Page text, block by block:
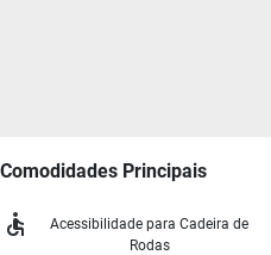
Comodidades Principais
Acessibilidade para Cadeira de
Rodas